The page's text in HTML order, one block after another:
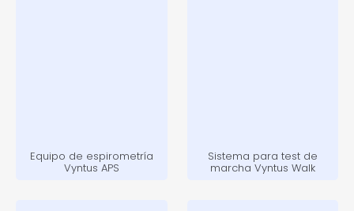
Equipo de espirometría
Vyntus APS
Sistema para test de
marcha Vyntus Walk